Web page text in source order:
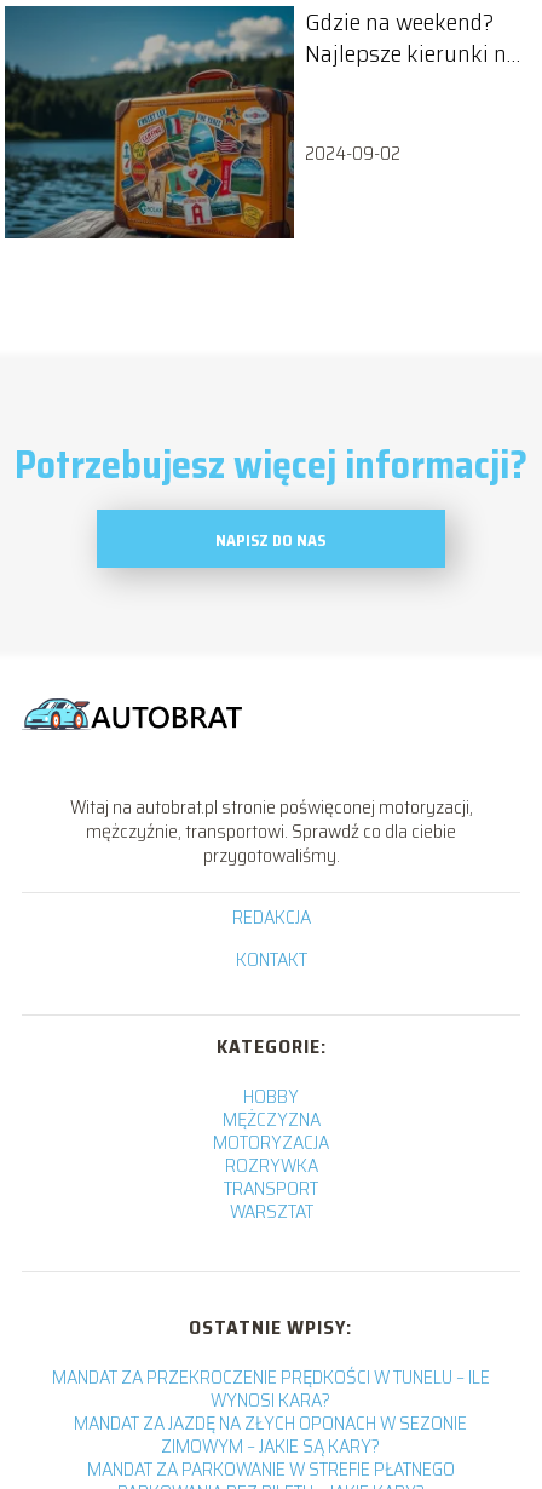
Gdzie na weekend?
Najlepsze kierunki na
2024-09-02
Potrzebujesz więcej informacji?
NAPISZ DO NAS
Witaj na autobrat.pl stronie poświęconej motoryzacji,
mężczyźnie, transportowi. Sprawdź co dla ciebie
przygotowaliśmy.
REDAKCJA
KONTAKT
KATEGORIE:
HOBBY
MĘŻCZYZNA
MOTORYZACJA
ROZRYWKA
TRANSPORT
WARSZTAT
OSTATNIE WPISY:
MANDAT ZA PRZEKROCZENIE PRĘDKOŚCI W TUNELU – ILE
WYNOSI KARA?
MANDAT ZA JAZDĘ NA ZŁYCH OPONACH W SEZONIE
ZIMOWYM – JAKIE SĄ KARY?
MANDAT ZA PARKOWANIE W STREFIE PŁATNEGO